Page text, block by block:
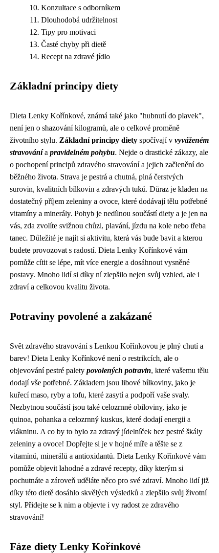
Konzultace s odborníkem
Dlouhodobá udržitelnost
Tipy pro motivaci
Časté chyby při dietě
Recept na zdravé jídlo
Základní principy diety
Dieta Lenky Kořínkové, známá také jako "hubnutí do plavek",
není jen o shazování kilogramů, ale o celkové proměně
životního stylu. Základní principy diety spočívají v vyváženém
stravovánía pravidelném pohybu. Nejde o drastické zákazy, ale
o pochopení principů zdravého stravování a jejich začlenění do
běžného života. Strava je pestrá a chutná, plná čerstvých
surovin, kvalitních bílkovin a zdravých tuků. Důraz je kladen na
dostatečný příjem zeleniny a ovoce, které dodávají tělu potřebné
vitamíny a minerály. Pohyb je nedílnou součástí diety a je jen na
vás, zda zvolíte svižnou chůzi, plavání, jízdu na kole nebo třeba
tanec. Důležité je najít si aktivitu, která vás bude bavit a kterou
budete provozovat s radostí. Dieta Lenky Kořínkové vám
pomůže cítit se lépe, mít více energie a dosáhnout vysněné
postavy. Mnoho lidí si díky ní zlepšilo nejen svůj vzhled, ale i
zdraví a celkovou kvalitu života.
Potraviny povolené a zakázané
Svět zdravého stravování s Lenkou Kořínkovou je plný chutí a
barev! Dieta Lenky Kořínkové není o restrikcích, ale o
objevování pestré palety povolených potravin, které vašemu tělu
dodají vše potřebné. Základem jsou libové bílkoviny, jako je
kuřecí maso, ryby a tofu, které zasytí a podpoří vaše svaly.
Nezbytnou součástí jsou také celozrnné obiloviny, jako je
quinoa, pohanka a celozrnný kuskus, které dodají energii a
vlákninu. A co by to bylo za zdravý jídelníček bez pestré škály
zeleniny a ovoce! Dopřejte si je v hojné míře a těšte se z
vitamínů, minerálů a antioxidantů. Dieta Lenky Kořínkové vám
pomůže objevit lahodné a zdravé recepty, díky kterým si
pochutnáte a zároveň uděláte něco pro své zdraví. Mnoho lidí již
díky této dietě dosáhlo skvělých výsledků a zlepšilo svůj životní
styl. Přidejte se k nim a objevte i vy radost ze zdravého
stravování!
Fáze diety Lenky Kořínkové